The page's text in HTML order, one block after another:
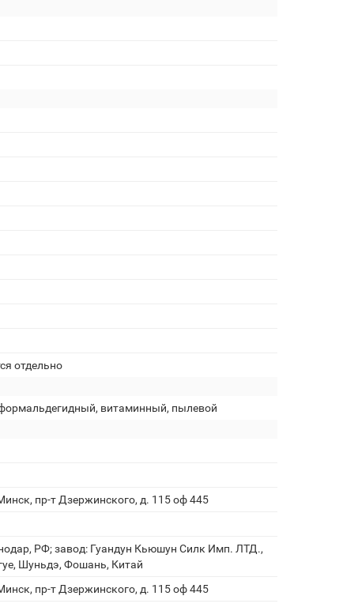
отдельно
витаминный, пылевой
пр-т Дзержинского, д. 115 оф 445
РФ; завод: Гуандун Кьюшун Силк Имп. ЛТД.,
Шуньдэ, Фошань, Китай
пр-т Дзержинского, д. 115 оф 445